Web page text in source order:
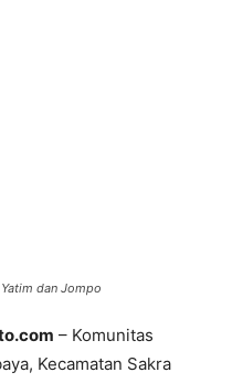
dan Jompo
– Komunitas
Kecamatan Sakra